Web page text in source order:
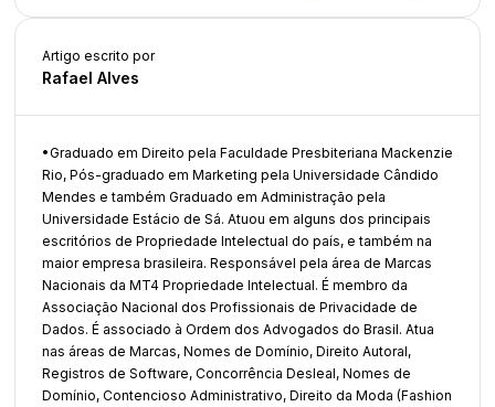
Artigo escrito por
Rafael Alves
•Graduado em Direito pela Faculdade Presbiteriana Mackenzie
Rio, Pós-graduado em Marketing pela Universidade Cândido
Mendes e também Graduado em Administração pela
Universidade Estácio de Sá. Atuou em alguns dos principais
escritórios de Propriedade Intelectual do país, e também na
maior empresa brasileira. Responsável pela área de Marcas
Nacionais da MT4 Propriedade Intelectual. É membro da
Associação Nacional dos Profissionais de Privacidade de
Dados. É associado à Ordem dos Advogados do Brasil. Atua
nas áreas de Marcas, Nomes de Domínio, Direito Autoral,
Registros de Software, Concorrência Desleal, Nomes de
Domínio, Contencioso Administrativo, Direito da Moda (Fashion